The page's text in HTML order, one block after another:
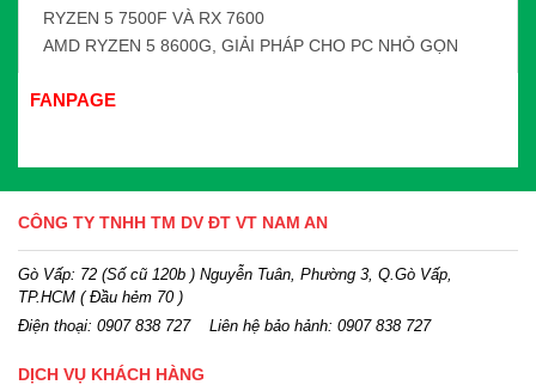
RYZEN 5 7500F VÀ RX 7600
AMD RYZEN 5 8600G, GIẢI PHÁP CHO PC NHỎ GỌN
FANPAGE
CÔNG TY TNHH TM DV ĐT VT NAM AN
Gò Vấp: 72 (Số cũ 120b ) Nguyễn Tuân, Phường 3, Q.Gò Vấp,
TP.HCM ( Đầu hẻm 70 )
Điện thoại: 0907 838 727Liên hệ bảo hảnh: 0907 838 727
DỊCH VỤ KHÁCH HÀNG